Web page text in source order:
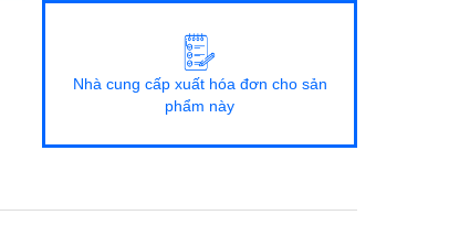
Nhà cung cấp xuất hóa đơn cho sản
phẩm này